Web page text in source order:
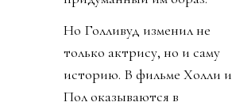
Но Голливуд изменил не
только актрису, но и саму
историю. В фильме Холли и
Пол оказываются в